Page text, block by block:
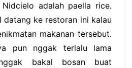
adalah paella rice.
ke restoran ini kalau
makanan tersebut.
pun nggak terlalu lama
bakal bosan buat